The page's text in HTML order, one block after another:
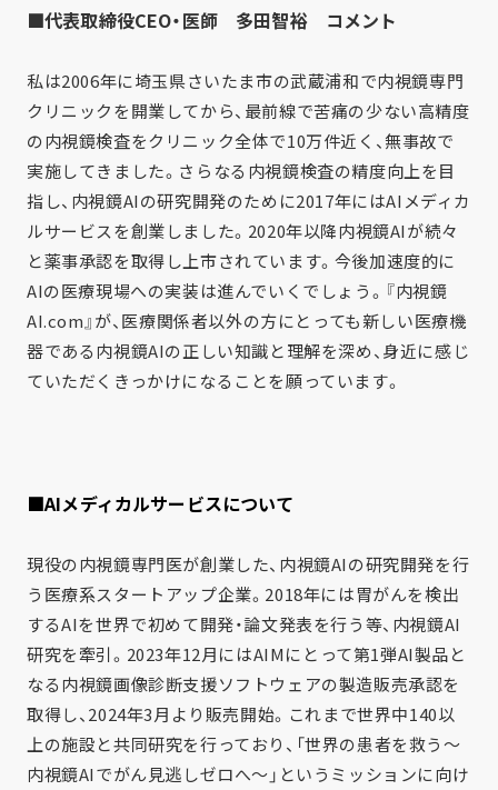
■代表取締役CEO・医師 多田智裕 コメント
私は2006年に埼玉県さいたま市の武蔵浦和で内視鏡専門
クリニックを開業してから、最前線で苦痛の少ない高精度
の内視鏡検査をクリニック全体で10万件近く、無事故で
実施してきました。さらなる内視鏡検査の精度向上を目
指し、内視鏡AIの研究開発のために2017年にはAIメディカ
ルサービスを創業しました。 2020年以降内視鏡AIが続々
と薬事承認を取得し上市されています。今後加速度的に
AIの医療現場への実装は進んでいくでしょう。『内視鏡
AI.com』が、医療関係者以外の方にとっても新しい医療機
器である内視鏡AIの正しい知識と理解を深め、身近に感じ
ていただくきっかけになることを願っています。
■AIメディカルサービスについて
現役の内視鏡専門医が創業した、内視鏡AIの研究開発を行
う医療系スタートアップ企業。2018年には胃がんを検出
するAIを世界で初めて開発・論文発表を行う等、内視鏡AI
研究を牽引。2023年12月にはAIMにとって第1弾AI製品と
なる内視鏡画像診断支援ソフトウェアの製造販売承認を
取得し、2024年3月より販売開始。これまで世界中140以
上の施設と共同研究を行っており、「世界の患者を救う～
内視鏡AIでがん見逃しゼロへ～」というミッションに向け